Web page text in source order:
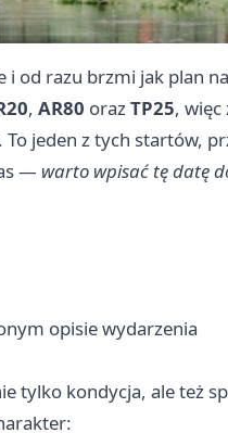
i od razu brzmi jak plan
, AR80 oraz TP25, więc
jeden z tych startów,
— warto wpisać tę datę
opisie wydarzenia
tylko kondycja, ale też